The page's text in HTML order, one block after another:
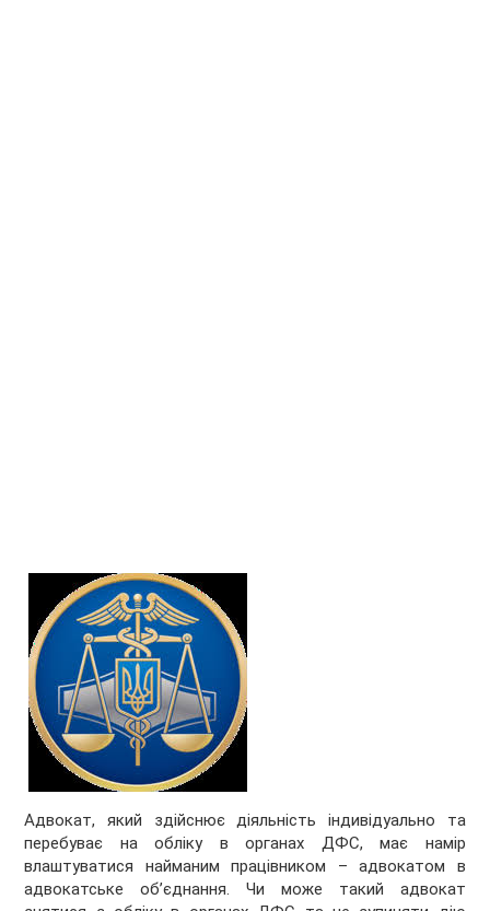
Адвокат, який здійснює діяльність індивідуально та
перебуває на обліку в органах ДФС, має намір
влаштуватися найманим працівником – адвокатом в
адвокатське об’єднання. Чи може такий адвокат